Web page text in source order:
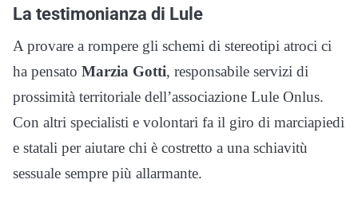
La testimonianza di Lule
A provare a rompere gli schemi di stereotipi atroci ci
ha pensato Marzia Gotti, responsabile servizi di
prossimità territoriale dell’associazione Lule Onlus.
Con altri specialisti e volontari fa il giro di marciapiedi
e statali per aiutare chi è costretto a una schiavitù
sessuale sempre più allarmante.